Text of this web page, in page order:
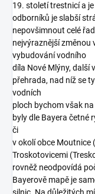
19. století trestnicí a
odborníků je slabší
nepovšimnout celé
nejvýraznější změnou
vybudování vodního
díla Nové Mlýny, další
přehrada, nad níž se
vodních
ploch bychom však
byly dle Bayera četné
či
v okolí obce Moutnice
Troskotovicemi
rovněž neodpovídá
Bayerově mapě je